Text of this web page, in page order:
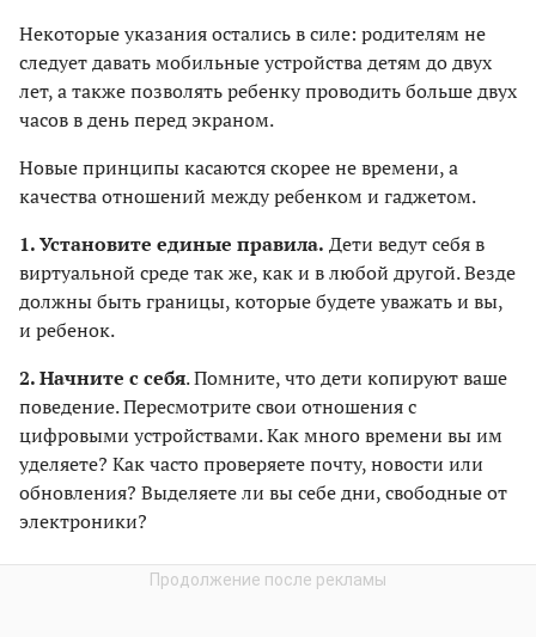
Некоторые указания остались в силе: родителям не
следует давать мобильные устройства детям до двух
лет, а также позволять ребенку проводить больше двух
часов в день перед экраном.
Новые принципы касаются скорее не времени, а
качества отношений между ребенком и гаджетом.
1. Установите единые правила. Дети ведут себя в
виртуальной среде так же, как и в любой другой. Везде
должны быть границы, которые будете уважать и вы,
и ребенок.
2. Начните с себя. Помните, что дети копируют ваше
поведение. Пересмотрите свои отношения с
цифровыми устройствами. Как много времени вы им
уделяете? Как часто проверяете почту, новости или
обновления? Выделяете ли вы себе дни, свободные от
электроники?